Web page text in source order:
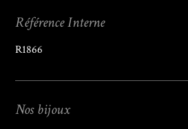
Référence Interne
R1866
Nos bijoux